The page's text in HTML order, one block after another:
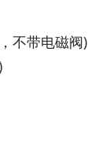
不带电磁阀)